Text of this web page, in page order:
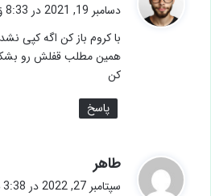
:
دسامبر 19, 2021 در 8:33 ق.ظ
با کروم باز کن اگه کپی
همین مطلب قفلش رو
کن
پاسخ
طاهر
سپتامبر 27, 2022 در 3:38 ب.ظ